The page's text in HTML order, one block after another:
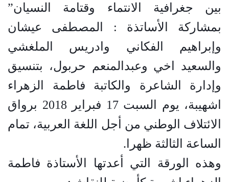
بين جغرافية الانتماء وقتامة النسيان”
بمشاركة الأساتذة : المصطفى عيشان
وإبراهيم الفكاني وادريس الملغشي
والسعيد اخي وعبدالمنعم حربول، بتنسيق
وإدارة الشاعرة والكاتبة فاطمة الزهراء
اشهيبة، يوم السبت 17 فبراير 2018 برواق
الائتلاف الوطني من أجل اللغة العربية، تمام
الساعة الثالثة ظهرا .
وهذه الورقة التي أعدتها الأستاذة فاطمة